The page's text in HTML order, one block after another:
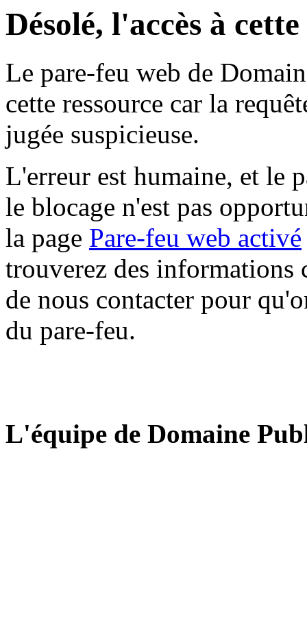
Désolé, l'accès à
Le pare-feu web de
cette ressource car la
jugée suspicieuse.
L'erreur est humaine, et le
le blocage n'est pas
la page Pare-feu web activé
trouverez des informations
de nous contacter pour
du pare-feu.
L'équipe de Domaine